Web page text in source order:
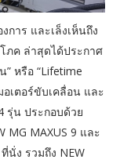
การ และเล็งเห็นถึง
ภค ล่าสุดได้ประกาศ
หรือ “Lifetime
เตอร์ขับเคลื่อน และ
รุ่น ประกอบด้วย
MG MAXUS 9 และ
นั่ง รวมถึง NEW